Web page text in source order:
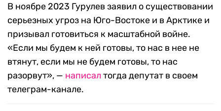
В ноябре 2023 Гурулев заявил о существовании
серьезных угроз на Юго-Востоке и в Арктике и
призывал готовиться к масштабной войне.
«Если мы будем к ней готовы, то нас в нее не
втянут, если мы не будем готовы, то нас
разорвут», — написал тогда депутат в своем
телеграм-канале.